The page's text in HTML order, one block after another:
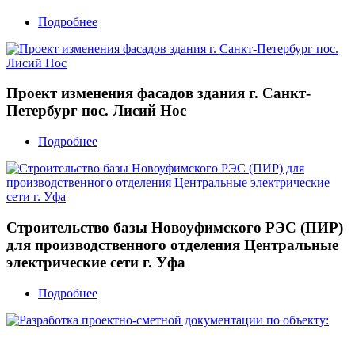
Подробнее
Проект изменения фасадов здания г. Санкт-
Петербург пос. Лисий Нос
Подробнее
Строительство базы Новоуфимского РЭС (ПИР)
для производственного отделения Центральные
электрические сети г. Уфа
Подробнее